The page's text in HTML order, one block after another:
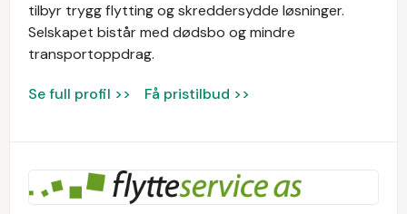
tilbyr trygg flytting og skreddersydde løsninger.
Selskapet bistår med dødsbo og mindre
transportoppdrag.
Se full profil >> Få pristilbud >>